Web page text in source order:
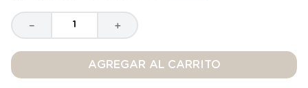
＋
－
AGREGAR AL CARRITO